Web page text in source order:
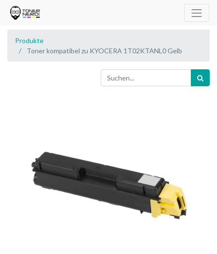
Produkte
Toner kompatibel zu KYOCERA 1T02KTANL0 Gelb